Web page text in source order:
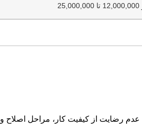
عدم رضایت از کیفیت کار، مراحل